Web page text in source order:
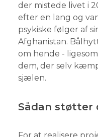
der mistede livet i
efter en lang og
psykiske følger af
Afghanistan.
om hende -
dem, der selv
sjælen.
Sådan støtter